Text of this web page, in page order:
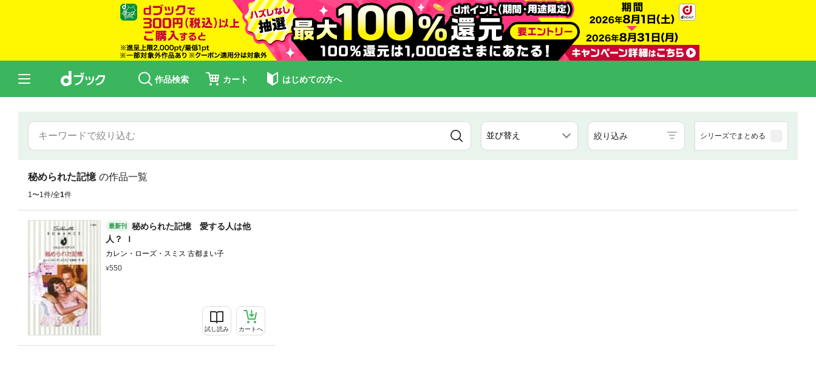
作品検索 カート はじめての方へ
絞り込み シリーズでまとめる
秘められた記憶 の作品一覧
1〜1件/全1件
最新刊
秘められた記憶 愛する人は他
人？ Ｉ
カレン・ローズ・スミス 古都まい子
550
試し読み カートへ